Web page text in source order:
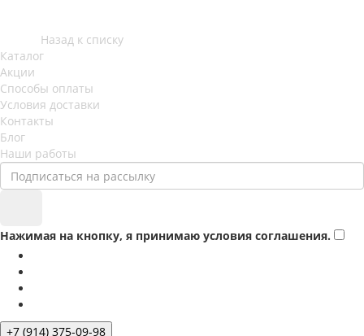
Назад к списку
Каталог
Акции
Способы оплаты
Условия доставки
Контакты
Блог
Наши работы
Нажимая на кнопку, я принимаю условия соглашения.
+7 (914) 375-09-98